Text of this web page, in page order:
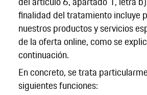
finalidad del tratamiento incluye
nuestros productos y servicios
de la oferta online, como se
continuación.
En concreto, se trata
siguientes funciones: